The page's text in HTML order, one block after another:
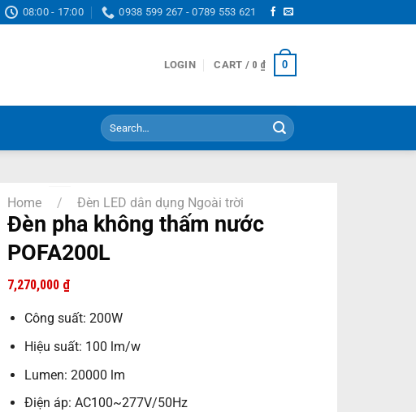
08:00 - 17:00 0938 599 267 - 0789 553 621
LOGIN CART / 0 ₫ 0
Search
for:
Home / Đèn LED dân dụng Ngoài trời
Đèn pha không thấm nước
POFA200L
7,270,000 ₫
Công suất: 200W
Hiệu suất: 100 lm/w
Lumen: 20000 lm
Điện áp: AC100~277V/50Hz